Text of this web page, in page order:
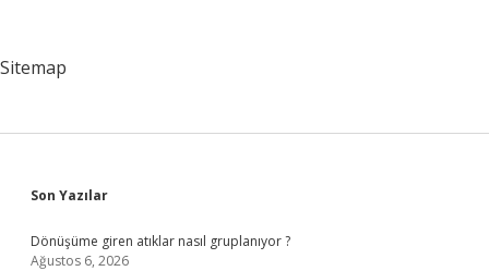
Sitemap
Sidebar
Son Yazılar
Dönüşüme giren atıklar nasıl gruplanıyor ?
Ağustos 6, 2026